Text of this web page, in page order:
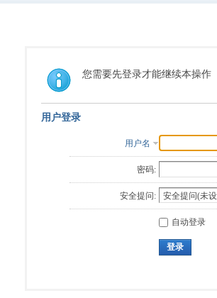
您需要先登录才能继续本操作
用户登录
用户名
密码:
安全提问:
自动登录
登录